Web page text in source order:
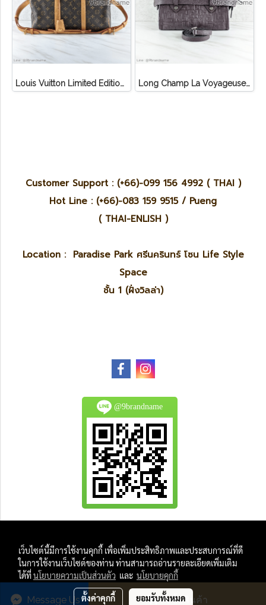
สั่งซื้อสินค้า
Message Us
Louis Vuitton Limited Edition Monogram Canvas Sofia Coppola SC Bag Long Champ La Voyageuse Bag Leather
Customer Support : (+66)-099 156 4992 ( THAI )
Hot Line : (+66)-083 159 9515 / Pueng
( THAI-ENLISH )
Location : Paradise Park ศรีนครินทร์ โซน Life Style
Space
ชั้น 1 (ฝั่งวิลล่า)
@9brandname
And
All Photo in this website were taken by
9Brandname's Team.
เว็บไซต์นี้มีการใช้งานคุกกี้ เพื่อเพิ่มประสิทธิภาพและประสบการณ์ที่ดี
ในการใช้งานเว็บไซต์ของท่าน ท่านสามารถอ่านรายละเอียดเพิ่มเติม
ได้ที่นโยบายความเป็นส่วนตัว และ นโยบายคุกกี้
ตั้งค่าคุกกี้ ยอมรับทั้งหมด